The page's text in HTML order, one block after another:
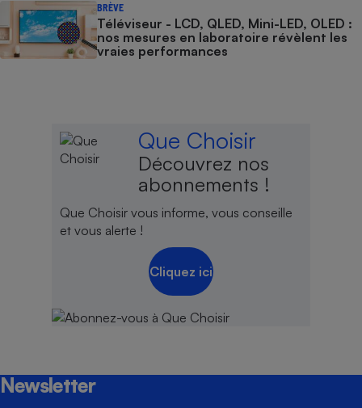
BRÈVE
Téléviseur - LCD, QLED, Mini-LED, OLED :
nos mesures en laboratoire révèlent les
vraies performances
Que Choisir
Découvrez nos
abonnements !
Que Choisir vous informe, vous conseille
et vous alerte !
Cliquez ici
Newsletter